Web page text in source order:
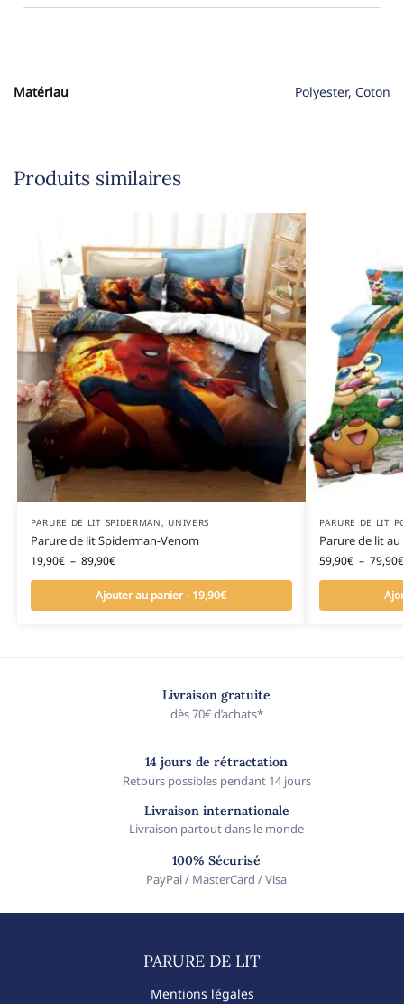
Matériau Polyester, Coton
Produits similaires
PARURE DE LIT SPIDERMAN, UNIVERS
Parure de lit Spiderman-Venom
19,90€ – 89,90€
Ajouter au panier - 19,90€
PARURE DE LIT
Parure de lit
59,90€ – 79,90€
Livraison gratuite
dès 70€ d’achats*
14 jours de rétractation
Retours possibles pendant 14 jours
Livraison internationale
Livraison partout dans le monde
100% Sécurisé
PayPal / MasterCard / Visa
PARURE DE LIT​
Mentions légales